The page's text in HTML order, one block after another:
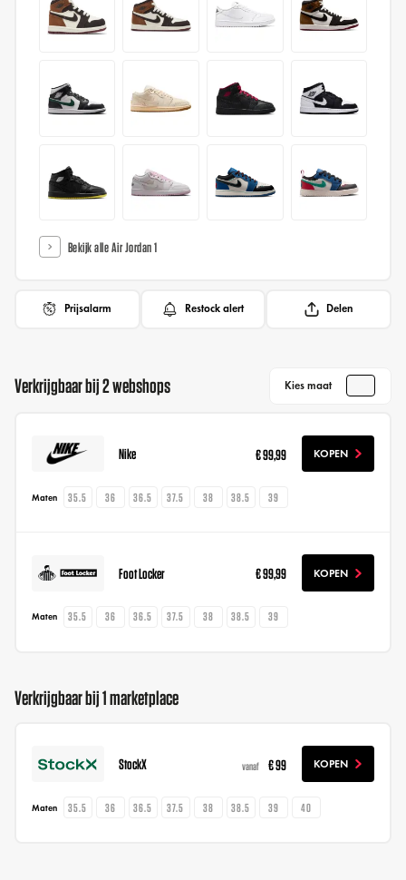
Bekijk alle Air Jordan 1
Prijsalarm Restock alert Delen
Verkrijgbaar bij 2 webshops Kies maat
Nike € 99,99 KOPEN
Maten 35.5 36 36.5 37.5 38 38.5 39
Foot Locker € 99,99 KOPEN
Maten 35.5 36 36.5 37.5 38 38.5 39
Verkrijgbaar bij 1 marketplace
StockX vanaf € 99 KOPEN
Maten 35.5 36 36.5 37.5 38 38.5 39 40